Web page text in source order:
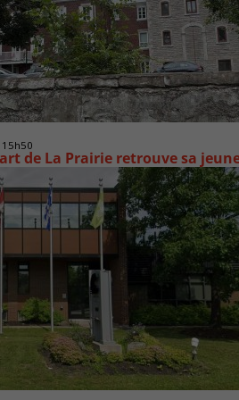
de La Prairie retrouve sa